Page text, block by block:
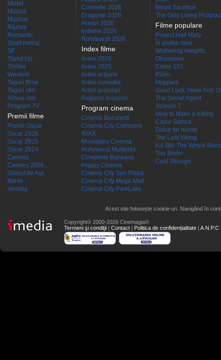
Mister
Muzică
Muzical
Război
Romantic
Scurt metraj
SF
Stand Up
Thriller
Western
Taguri filme
Taguri stiri
Arhiva stiri
Program TV
Premii filme
Premii Oscar
Oscar 2026
Oscar 2025
Oscar 2024
Cannes
Cannes 2026
Globul de Aur
Berlin
Venetia
Comedie 2026
Dragoste 2026
Horror 2026
Indiene 2026
Româneşti 2026
Index filme
Index 2026
Index 2025
Index acţiune
Index comedie
Actori populari
Regizori populari
Program cinema
Cinema Bucuresti
Cinema City Cotroceni
IMAX
Movieplex Cinema
Hollywood Multiplex
Cineplexx Baneasa
Happy Cinema
Cinema City Sun Plaza
Cinema City Mega Mall
Cinema City ParkLake
Blood Sacrifice
The Only Living
Filme populare
Project Hail Mary
În pielea mea
Wuthering Heights
Obsession
Crime 101
Kîzîm
Hoppers
Good Luck, Have Fun,
The Secret Agent
Scream 7
How to Make a Killing
Cazul Samca
Dolce far niente
The Last Viking
Kill Bill: The Whole
The Bride!
Cold Storage
Acest site folosește cookie-uri. Navigând în
Copyright© 2000-2026 Cinemagia®
Termeni şi condiţii | Contact | Politica de confidențialitate | A.N.P.C